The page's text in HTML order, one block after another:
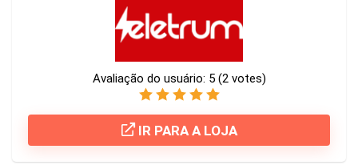
Avaliação do usuário: 5 (2votes)
IR PARA A LOJA